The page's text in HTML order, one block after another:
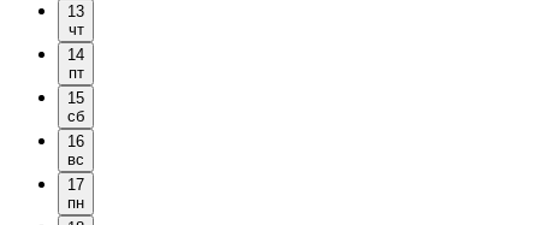
13
чт
14
пт
15
сб
16
вс
17
пн